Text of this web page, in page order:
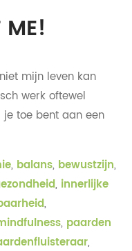
ME!
mijn leven kan
werk oftewel
toe bent aan een
, balans, bewustzijn,
, innerlijke
,
, paarden
,